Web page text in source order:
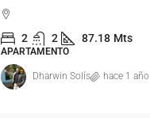
2 2 87.18 Mts
APARTAMENTO
Dharwin Solís hace 1 año